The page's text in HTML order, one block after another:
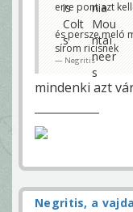
erre pont azt
és persze meló
sírom ricisnek
Negritis
mindenki azt
Negritis, a vajda